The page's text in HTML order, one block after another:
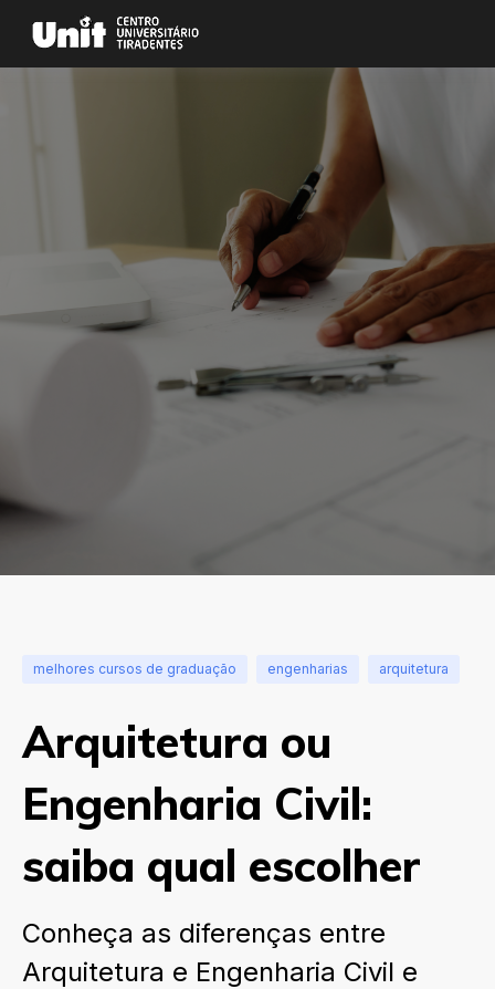
melhores cursos de graduação engenharias arquitetura
Arquitetura ou
Engenharia Civil:
saiba qual escolher
Conheça as diferenças entre
Arquitetura e Engenharia Civil e